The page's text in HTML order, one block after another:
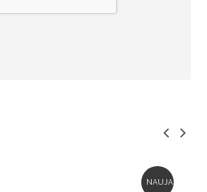
NAUJA